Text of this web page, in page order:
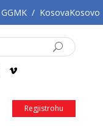
GGMK / KosovaKosovo
Regjistrohu